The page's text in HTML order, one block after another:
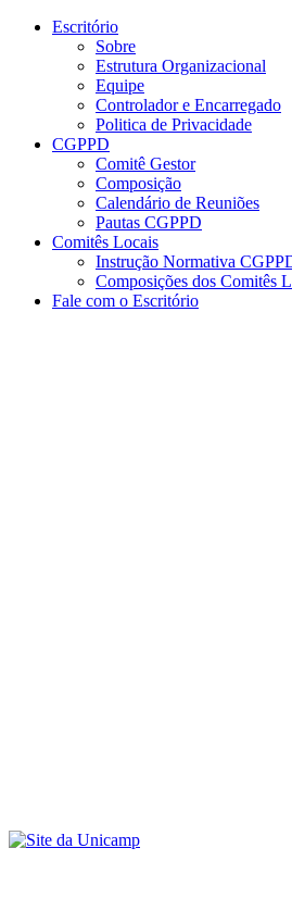
Conteúdo principal
Escritório
Sobre
Estrutura Organizacional
Equipe
Controlador e Encarregado
Politica de Privacidade
CGPPD
Comitê Gestor
Composição
Calendário de Reuniões
Pautas CGPPD
Comitês Locais
Instrução Normativa
Composições dos Comitês
Fale com o Escritório